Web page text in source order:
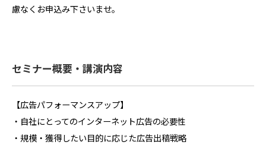
慮なくお申込み下さいませ。
セミナー概要・講演内容
【広告パフォーマンスアップ】
・自社にとってのインターネット広告の必要性
・規模・獲得したい目的に応じた広告出稿戦略